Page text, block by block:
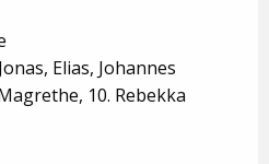
Elias, Johannes
10. Rebekka